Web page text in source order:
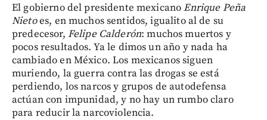
El gobierno del presidente mexicanoEnrique Peña
Nietoes, en muchos sentidos, igualito al de su
predecesor, Felipe Calderón: muchos muertos y
pocos resultados. Ya le dimos un año y nada ha
cambiado en México. Los mexicanos siguen
muriendo, la guerra contra las drogas se está
perdiendo, los narcos y grupos de autodefensa
actúan con impunidad, y no hay un rumbo claro
para reducir la narcoviolencia.